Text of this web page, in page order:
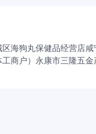
海狗丸保健品经营店
商户） 永康市三隆五